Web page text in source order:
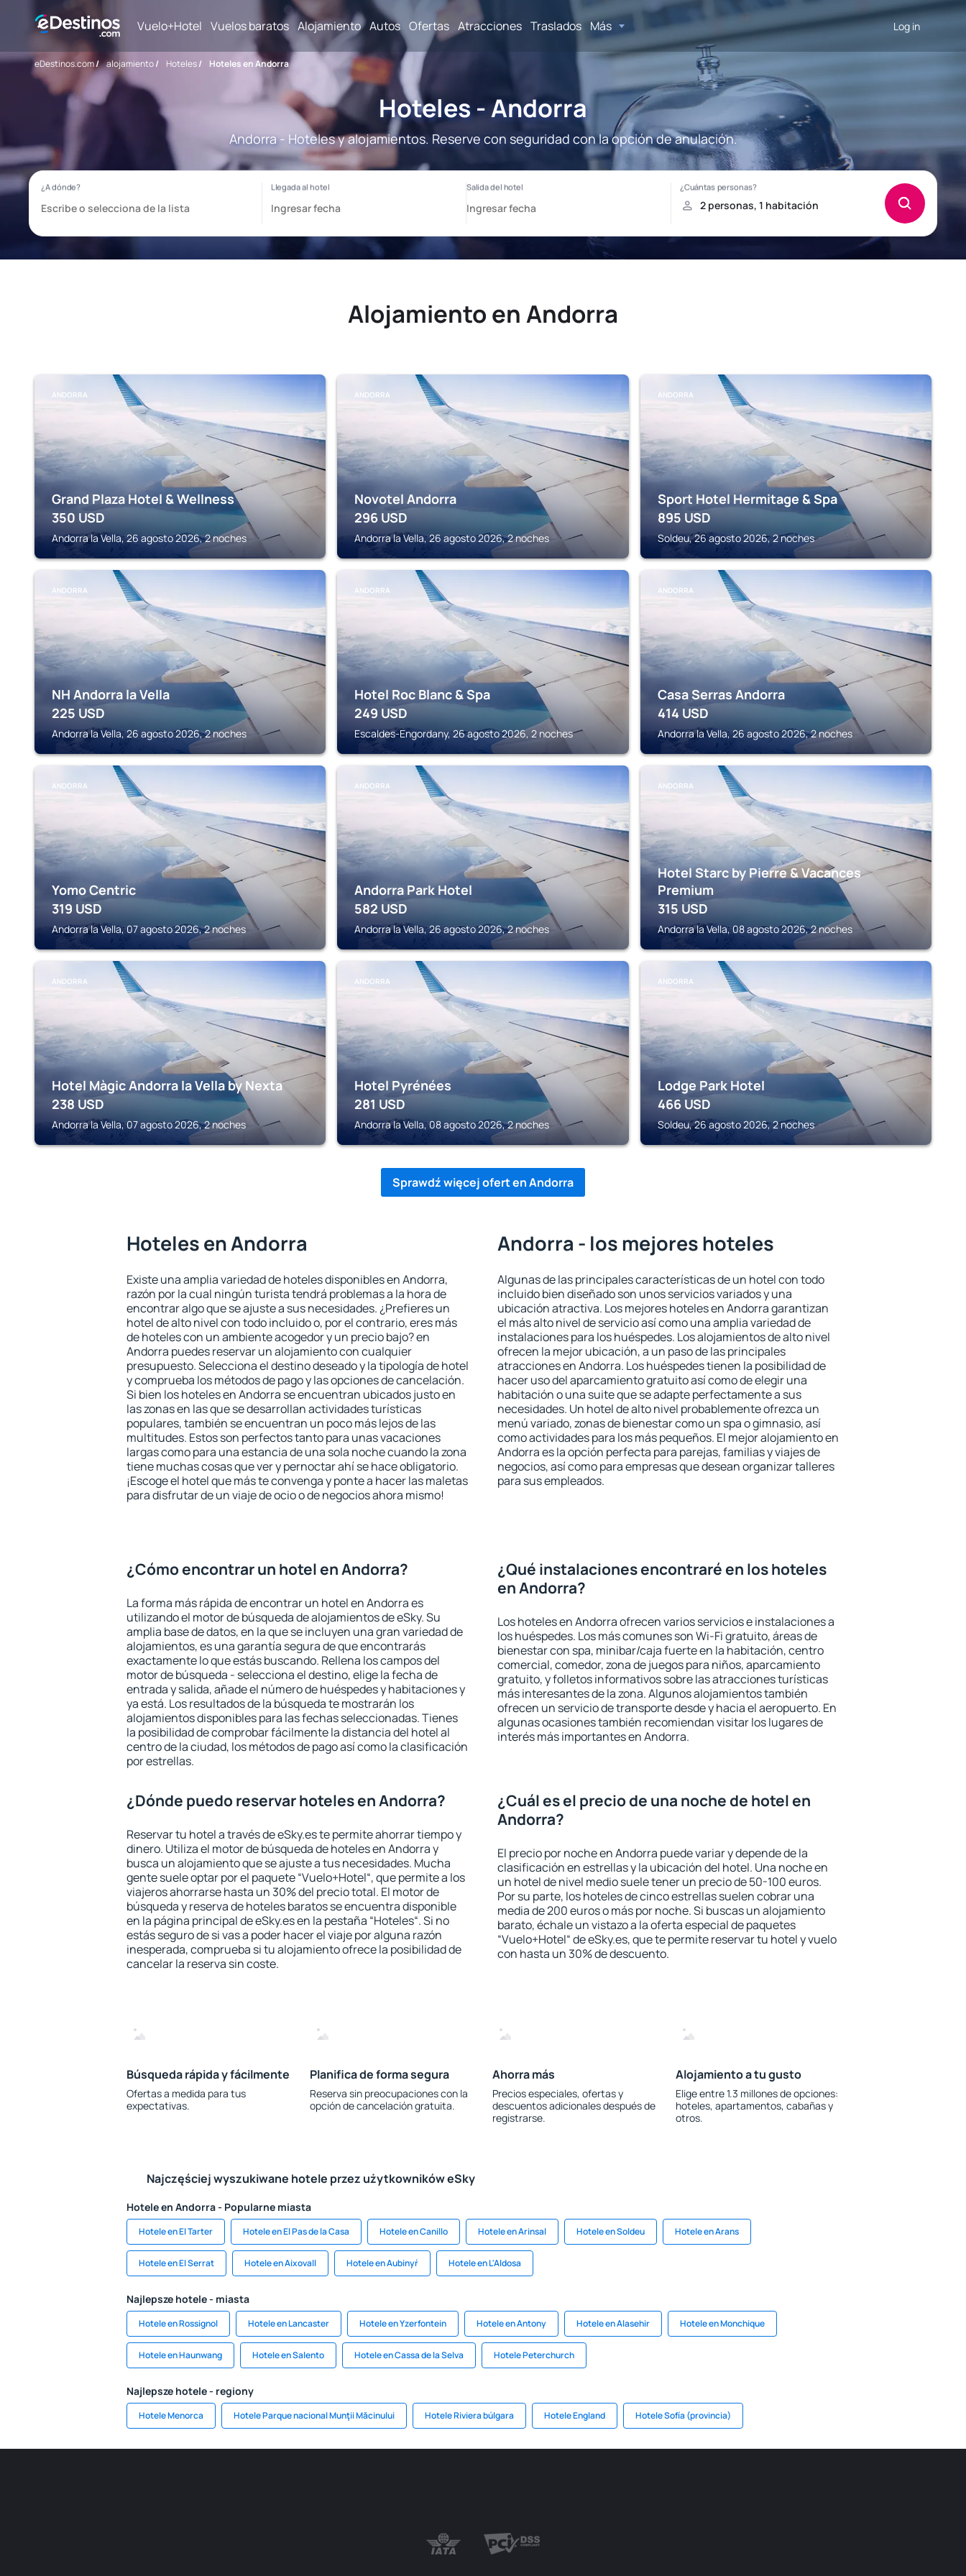
Vuelo+Hotel Vuelos baratos Alojamiento Autos Ofertas Atracciones Traslados Más Log in
eDestinos.com/ alojamiento/ Hoteles/ Hoteles en Andorra
Hoteles - Andorra
Andorra - Hoteles y alojamientos. Reserve con seguridad con la opción de anulación.
Alojamiento en Andorra
ANDORRA
Grand Plaza Hotel & Wellness
350 USD
Andorra la Vella, 26 agosto 2026, 2 noches
ANDORRA
Novotel Andorra
296 USD
Andorra la Vella, 26 agosto 2026, 2 noches
ANDORRA
Sport Hotel Hermitage & Spa
895 USD
Soldeu, 26 agosto 2026, 2 noches
ANDORRA
NH Andorra la Vella
225 USD
Andorra la Vella, 26 agosto 2026, 2 noches
ANDORRA
Hotel Roc Blanc & Spa
249 USD
Escaldes-Engordany, 26 agosto 2026, 2 noches
ANDORRA
Casa Serras Andorra
414 USD
Andorra la Vella, 26 agosto 2026, 2 noches
ANDORRA
Yomo Centric
319 USD
Andorra la Vella, 07 agosto 2026, 2 noches
ANDORRA
Andorra Park Hotel
582 USD
Andorra la Vella, 26 agosto 2026, 2 noches
ANDORRA
Hotel Starc by Pierre & Vacances
Premium
315 USD
Andorra la Vella, 08 agosto 2026, 2 noches
ANDORRA
Hotel Màgic Andorra la Vella by Nexta
238 USD
Andorra la Vella, 07 agosto 2026, 2 noches
ANDORRA
Hotel Pyrénées
281 USD
Andorra la Vella, 08 agosto 2026, 2 noches
ANDORRA
Lodge Park Hotel
466 USD
Soldeu, 26 agosto 2026, 2 noches
Sprawdź więcej ofert en Andorra
Hoteles en Andorra
Existe una amplia variedad de hoteles disponibles en Andorra,
razón por la cual ningún turista tendrá problemas a la hora de
encontrar algo que se ajuste a sus necesidades. ¿Prefieres un
hotel de alto nivel con todo incluido o, por el contrario, eres más
de hoteles con un ambiente acogedor y un precio bajo? en
Andorra puedes reservar un alojamiento con cualquier
presupuesto. Selecciona el destino deseado y la tipología de hotel
y comprueba los métodos de pago y las opciones de cancelación.
Si bien los hoteles en Andorra se encuentran ubicados justo en
las zonas en las que se desarrollan actividades turísticas
populares, también se encuentran un poco más lejos de las
multitudes. Estos son perfectos tanto para unas vacaciones
largas como para una estancia de una sola noche cuando la zona
tiene muchas cosas que ver y pernoctar ahí se hace obligatorio.
¡Escoge el hotel que más te convenga y ponte a hacer las maletas
para disfrutar de un viaje de ocio o de negocios ahora mismo!
Andorra - los mejores hoteles
Algunas de las principales características de un hotel con todo
incluido bien diseñado son unos servicios variados y una
ubicación atractiva. Los mejores hoteles en Andorra garantizan
el más alto nivel de servicio así como una amplia variedad de
instalaciones para los huéspedes. Los alojamientos de alto nivel
ofrecen la mejor ubicación, a un paso de las principales
atracciones en Andorra. Los huéspedes tienen la posibilidad de
hacer uso del aparcamiento gratuito así como de elegir una
habitación o una suite que se adapte perfectamente a sus
necesidades. Un hotel de alto nivel probablemente ofrezca un
menú variado, zonas de bienestar como un spa o gimnasio, así
como actividades para los más pequeños. El mejor alojamiento en
Andorra es la opción perfecta para parejas, familias y viajes de
negocios, así como para empresas que desean organizar talleres
para sus empleados.
¿Cómo encontrar un hotel en Andorra?
La forma más rápida de encontrar un hotel en Andorra es
utilizando el motor de búsqueda de alojamientos de eSky. Su
amplia base de datos, en la que se incluyen una gran variedad de
alojamientos, es una garantía segura de que encontrarás
exactamente lo que estás buscando. Rellena los campos del
motor de búsqueda - selecciona el destino, elige la fecha de
entrada y salida, añade el número de huéspedes y habitaciones y
ya está. Los resultados de la búsqueda te mostrarán los
alojamientos disponibles para las fechas seleccionadas. Tienes
la posibilidad de comprobar fácilmente la distancia del hotel al
centro de la ciudad, los métodos de pago así como la clasificación
por estrellas.
¿Qué instalaciones encontraré en los hoteles
en Andorra?
Los hoteles en Andorra ofrecen varios servicios e instalaciones a
los huéspedes. Los más comunes son Wi-Fi gratuito, áreas de
bienestar con spa, minibar/caja fuerte en la habitación, centro
comercial, comedor, zona de juegos para niños, aparcamiento
gratuito, y folletos informativos sobre las atracciones turísticas
más interesantes de la zona. Algunos alojamientos también
ofrecen un servicio de transporte desde y hacia el aeropuerto. En
algunas ocasiones también recomiendan visitar los lugares de
interés más importantes en Andorra.
¿Dónde puedo reservar hoteles en Andorra?
Reservar tu hotel a través de eSky.es te permite ahorrar tiempo y
dinero. Utiliza el motor de búsqueda de hoteles en Andorra y
busca un alojamiento que se ajuste a tus necesidades. Mucha
gente suele optar por el paquete “Vuelo+Hotel“, que permite a los
viajeros ahorrarse hasta un 30% del precio total. El motor de
búsqueda y reserva de hoteles baratos se encuentra disponible
en la página principal de eSky.es en la pestaña “Hoteles“. Si no
estás seguro de si vas a poder hacer el viaje por alguna razón
inesperada, comprueba si tu alojamiento ofrece la posibilidad de
cancelar la reserva sin coste.
¿Cuál es el precio de una noche de hotel en
Andorra?
El precio por noche en Andorra puede variar y depende de la
clasificación en estrellas y la ubicación del hotel. Una noche en
un hotel de nivel medio suele tener un precio de 50-100 euros.
Por su parte, los hoteles de cinco estrellas suelen cobrar una
media de 200 euros o más por noche. Si buscas un alojamiento
barato, échale un vistazo a la oferta especial de paquetes
“Vuelo+Hotel“ de eSky.es, que te permite reservar tu hotel y vuelo
con hasta un 30% de descuento.
Búsqueda rápida y fácilmente
Ofertas a medida para tus
expectativas.
Planifica de forma segura
Reserva sin preocupaciones con la
opción de cancelación gratuita.
Ahorra más
Precios especiales, ofertas y
descuentos adicionales después de
registrarse.
Alojamiento a tu gusto
Elige entre 1.3 millones de opciones:
hoteles, apartamentos, cabañas y
otros.
Najczęściej wyszukiwane hotele przez użytkowników eSky
Hotele en Andorra - Popularne miasta
Hotele en El Tarter Hotele en El Pas de la Casa Hotele en Canillo Hotele en Arinsal Hotele en Soldeu Hotele en Arans
Hotele en El Serrat Hotele en Aixovall Hotele en Aubinyŕ Hotele en L'Aldosa
Najlepsze hotele - miasta
Hotele en Rossignol Hotele en Lancaster Hotele en Yzerfontein Hotele en Antony Hotele en Alasehir Hotele en Monchique
Hotele en Haunwang Hotele en Salento Hotele en Cassa de la Selva Hotele Peterchurch
Najlepsze hotele - regiony
Hotele Menorca Hotele Parque nacional Munţii Măcinului Hotele Riviera búlgara Hotele England Hotele Sofía (provincia)